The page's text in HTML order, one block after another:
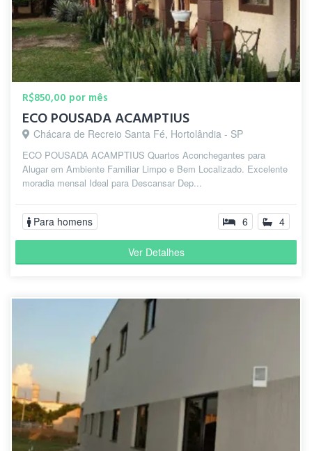
R$850,00 por mês
ECO POUSADA ACAMPTIUS
Chácara de Recreio Santa Fé, Hortolândia - SP
ECO POUSADA ACAMPTIUS Quartos Aconchegantes para
Alugar em Ambiente Familiar Limpo e Bem Localizado. Excelente
moradia mensal Ideal para Descansar Dep...
Para homens 6 4
Ver Detalhes